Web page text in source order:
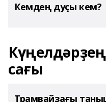
Кемдең дуҫы кем?
сағы
Трамвайҙағы